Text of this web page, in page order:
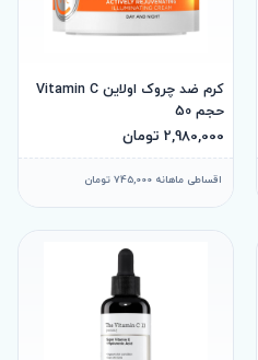
کرم ضد چروک اولاین Vitamin C
حجم 50
2,980,000 تومان
اقساطی ماهانه 745,000 تومان